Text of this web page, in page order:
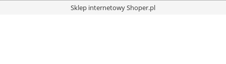
Sklep internetowy Shoper.pl